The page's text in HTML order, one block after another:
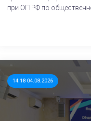
при ОП РФ по
14:18 04.08.2026